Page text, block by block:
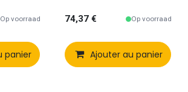
Op voorraad
panier Comparer Ajouter à
74,37€ Op voorraad
Ajouter au panier